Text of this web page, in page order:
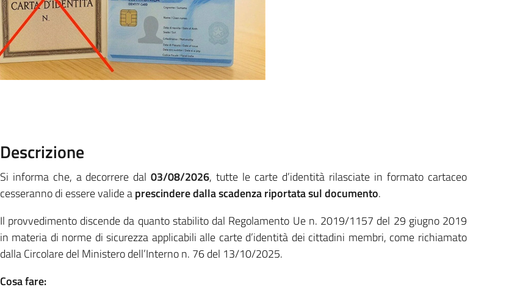
Descrizione
Si informa che, a decorrere dal03/08/2026, tutte le carte d’identità rilasciate in formato cartaceo
cesseranno di essere valide aprescindere dalla scadenza riportata sul documento.
Il provvedimento discende da quanto stabilito dal Regolamento Ue n. 2019/1157 del 29 giugno 2019
in materia di norme di sicurezza applicabili alle carte d’identità dei cittadini membri, come richiamato
dalla Circolare del Ministero dell’Interno n. 76 del 13/10/2025.
Cosa fare: